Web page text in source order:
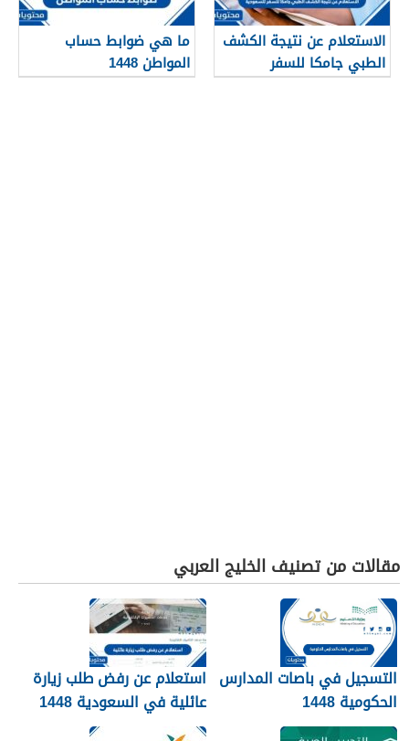
الاستعلام عن نتيجة الكشف
الطبي جامكا للسفر
للسعودية 1448
ما هي ضوابط حساب
المواطن 1448
مقالات من تصنيف الخليج العربي
التسجيل في باصات المدارس
الحكومية 1448
استعلام عن رفض طلب زيارة
عائلية في السعودية 1448
الرابط والطريقة